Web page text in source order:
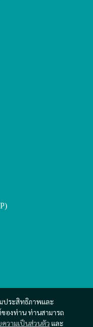
ประสิทธิภาพและ
องท่าน ท่านสามารถ
ความเป็นส่วนตัว และ